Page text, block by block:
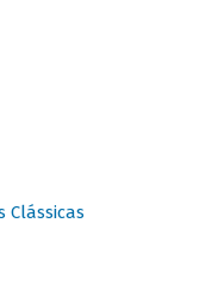
Clássicas